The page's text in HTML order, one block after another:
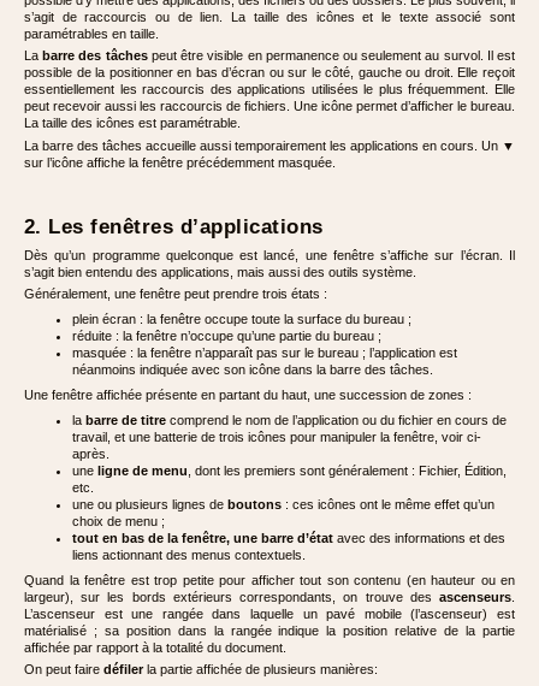
s’agit de raccourcis ou de lien. La taille des icônes et le texte associé sont
paramétrables en taille.
La barre des tâchespeut être visible en permanence ou seulement au survol. Il est
possible de la positionner en bas d’écran ou sur le côté, gauche ou droit. Elle reçoit
essentiellement les raccourcis des applications utilisées le plus fréquemment. Elle
peut recevoir aussi les raccourcis de fichiers. Une icône permet d’afficher le bureau.
La taille des icônes est paramétrable.
La barre des tâches accueille aussi temporairement les applications en cours. Un ▼
sur l’icône affiche la fenêtre précédemment masquée.
2. Les fenêtres d’applications
Dès qu’un programme quelconque est lancé, une fenêtre s’affiche sur l’écran. Il
s’agit bien entendu des applications, mais aussi des outils système.
Généralement, une fenêtre peut prendre trois états :
plein écran : la fenêtre occupe toute la surface du bureau ;
réduite : la fenêtre n’occupe qu’une partie du bureau ;
masquée : la fenêtre n’apparaît pas sur le bureau ; l’application est
néanmoins indiquée avec son icône dans la barre des tâches.
Une fenêtre affichée présente en partant du haut, une succession de zones :
la barre de titre comprend le nom de l’application ou du fichier en cours de
travail, et une batterie de trois icônes pour manipuler la fenêtre, voir ci-
après.
une ligne de menu , dont les premiers sont généralement : Fichier, Édition,
etc.
une ou plusieurs lignes de boutons : ces icônes ont le même effet qu’un
choix de menu ;
tout en bas de la fenêtre, une barre d’état avec des informations et des
liens actionnant des menus contextuels.
Quand la fenêtre est trop petite pour afficher tout son contenu (en hauteur ou en
largeur), sur les bords extérieurs correspondants, on trouve des ascenseurs
L’ascenseur est une rangée dans laquelle un pavé mobile (l’ascenseur) est
matérialisé ; sa position dans la rangée indique la position relative de la partie
affichée par rapport à la totalité du document.
On peut faire défilerla partie affichée de plusieurs manières: